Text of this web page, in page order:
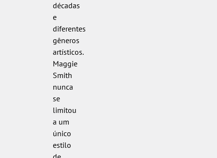
décadas
e
diferentes
gêneros
artísticos.
Maggie
Smith
nunca
se
limitou
a um
único
estilo